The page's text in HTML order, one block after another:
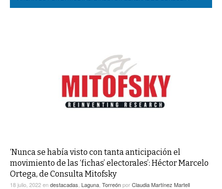
EXA INFORMA
CONTEXTOS
TRAYECTO LAGUNA
ENTRE LAGUNEROS
DIÁLOGOS CON LA HISTORIA
TWEETS AND BEATS
PULSO
LA MEJOR INFORMACIÓN
‘Nunca se había visto con tanta anticipación el
movimiento de las ‘fichas’ electorales’: Héctor Marcelo
Ortega, de Consulta Mitofsky
18 julio, 2022endestacadas Laguna TorreónporClaudia Martínez Martell